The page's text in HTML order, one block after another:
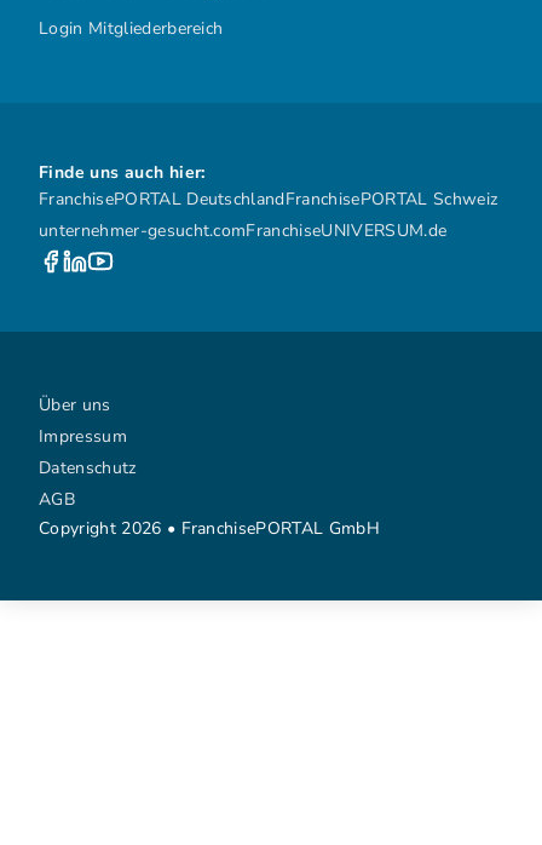
Login Mitgliederbereich
Finde uns auch hier:
FranchisePORTAL DeutschlandFranchisePORTAL Schweiz
unternehmer-gesucht.comFranchiseUNIVERSUM.de
Copyright 2026 • FranchisePORTAL GmbH
Über uns
Impressum
Datenschutz
AGB